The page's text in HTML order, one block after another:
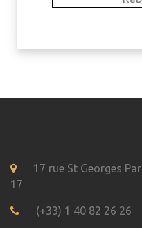
17 rue St Georges
17
(+33) 1 40 82 26 26